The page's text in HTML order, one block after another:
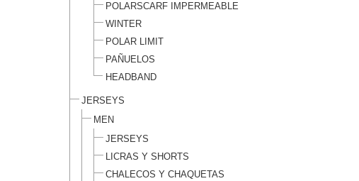
POLARSCARF IMPERMEABLE
WINTER
POLAR LIMIT
PAÑUELOS
HEADBAND
JERSEYS
MEN
JERSEYS
LICRAS Y SHORTS
CHALECOS Y CHAQUETAS